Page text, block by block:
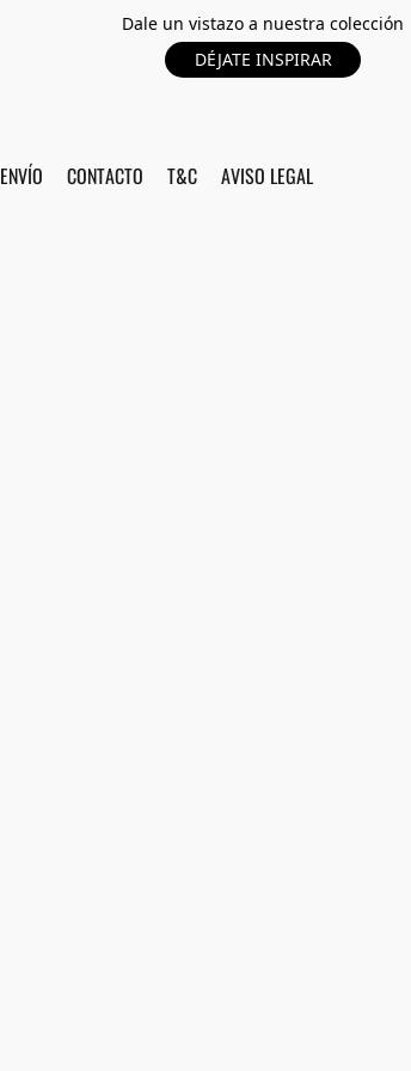
Dale un vistazo a nuestra colección
DÉJATE INSPIRAR
ENVÍO CONTACTO T&C AVISO LEGAL